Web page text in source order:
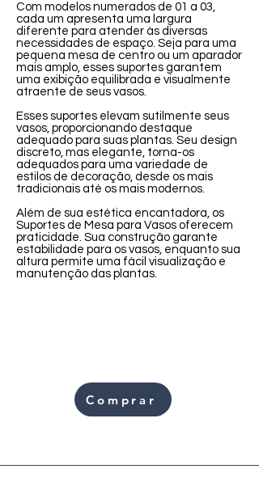
Com modelos numerados de 01 a 03,
cada um apresenta uma largura
diferente para atender às diversas
necessidades de espaço. Seja para uma
pequena mesa de centro ou um aparador
mais amplo, esses suportes garantem
uma exibição equilibrada e visualmente
atraente de seus vasos.
Esses suportes elevam sutilmente seus
vasos, proporcionando destaque
adequado para suas plantas. Seu design
discreto, mas elegante, torna-os
adequados para uma variedade de
estilos de decoração, desde os mais
tradicionais até os mais modernos.
Além de sua estética encantadora, os
Suportes de Mesa para Vasos oferecem
praticidade. Sua construção garante
estabilidade para os vasos, enquanto sua
altura permite uma fácil visualização e
manutenção das plantas.
Comprar